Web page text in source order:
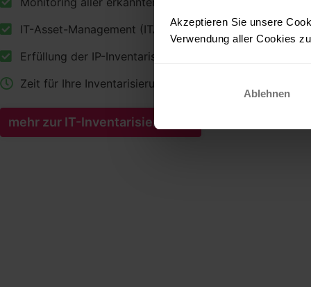
Akzeptieren Sie unsere
Verwendung aller Cookies
Ablehnen
IT-Asset-Management (ITAM)
Erfüllung der IP-Inventarisierung nach ISO-27001
Zeit für Ihre Inventarisierung: max. 10 Minuten
mehr zur IT-Inventarisierung